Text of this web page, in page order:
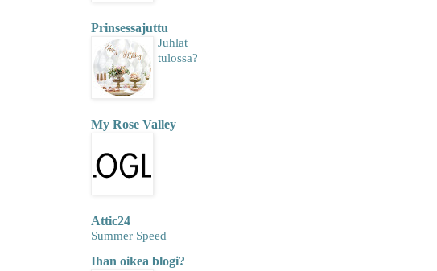
Prinsessajuttu
Juhlat
tulossa?
My Rose Valley
Attic24
Summer Speed
Ihan oikea blogi?